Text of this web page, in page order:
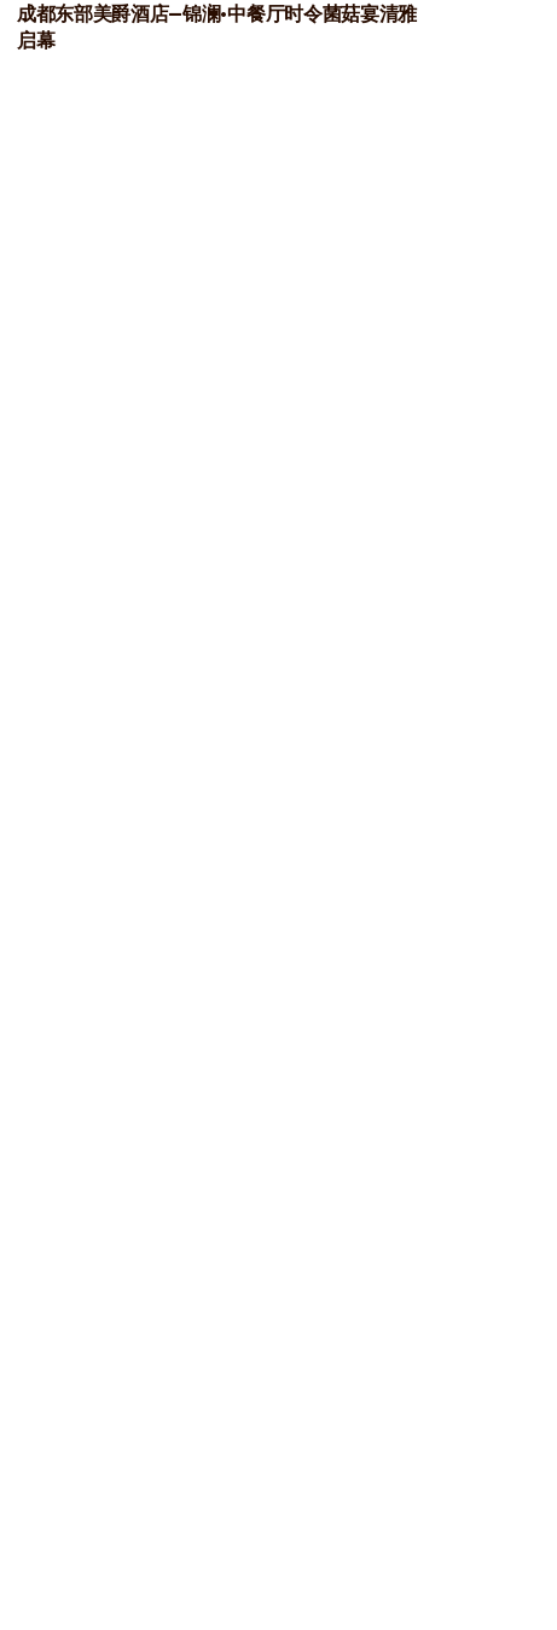
成都东部美爵酒店—锦澜·中餐厅时令菌菇宴清雅
启幕